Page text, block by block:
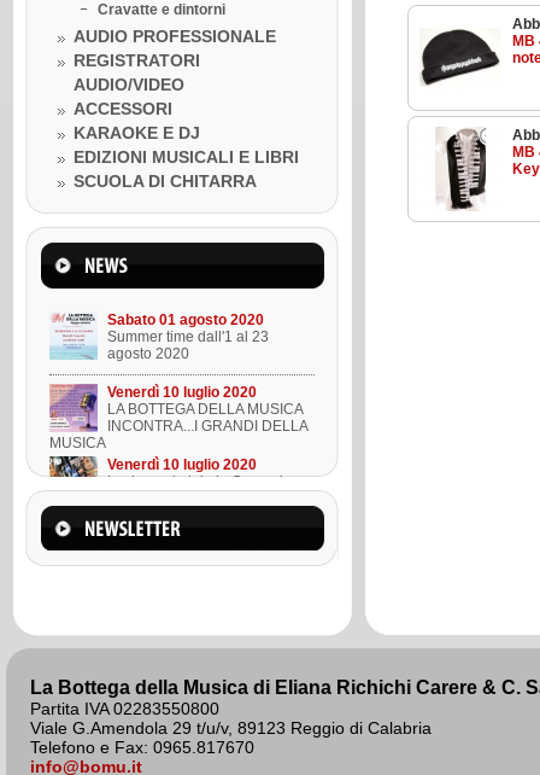
Cravatte e dintorni
AUDIO PROFESSIONALE
REGISTRATORI
AUDIO/VIDEO
ACCESSORI
KARAOKE E DJ
EDIZIONI MUSICALI E LIBRI
SCUOLA DI CHITARRA
Venerdì 10 luglio 2020
LA BOTTEGA DELLA MUSICA
INCONTRA...I GRANDI DELLA
MUSICA
Venerdì 10 luglio 2020
Lezione ukulele in Omaggio
Mercoledì 22 marzo 2023
Suono l'ukulele in 8 lezioni
Sabato 01 agosto 2020
Summer time dall'1 al 23
agosto 2020
Venerdì 10 luglio 2020
LA BOTTEGA DELLA MUSICA
INCONTRA...I GRANDI DELLA
MUSICA
Venerdì 10 luglio 2020
Lezione ukulele in Omaggio
Mercoledì 22 marzo 2023
Suono l'ukulele in 8 lezioni
MB
La Bottega della Musica di Eliana Richichi Carere & C.
Partita IVA 02283550800
Viale G.Amendola 29 t/u/v, 89123 Reggio di Calabria
Telefono e Fax: 0965.817670
info@bomu.it